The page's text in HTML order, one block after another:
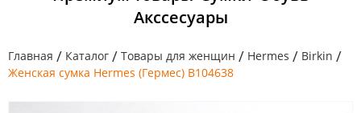
Акссесуары
Главная / Каталог / Товары для женщин / Hermes / Birkin /
Женская сумка Hermes (Гермес) B104638